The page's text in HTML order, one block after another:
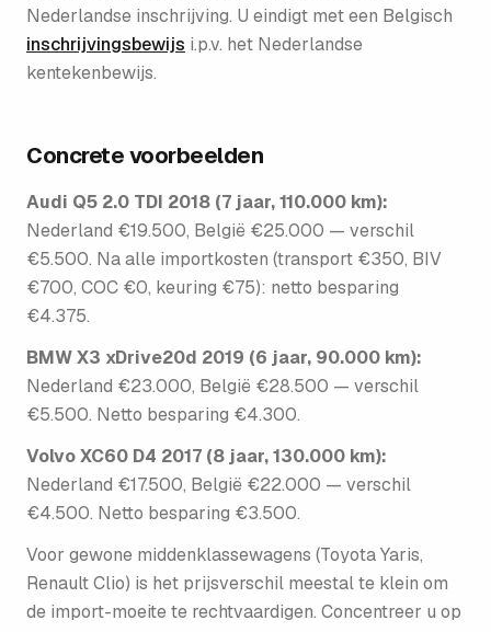
Nederlandse inschrijving. U eindigt met een Belgisch
inschrijvingsbewijs i.p.v. het Nederlandse
kentekenbewijs.
Concrete voorbeelden
Audi Q5 2.0 TDI 2018 (7 jaar, 110.000 km):
Nederland €19.500, België €25.000 — verschil
€5.500. Na alle importkosten (transport €350, BIV
€700, COC €0, keuring €75): netto besparing
€4.375.
BMW X3 xDrive20d 2019 (6 jaar, 90.000 km):
Nederland €23.000, België €28.500 — verschil
€5.500. Netto besparing €4.300.
Volvo XC60 D4 2017 (8 jaar, 130.000 km):
Nederland €17.500, België €22.000 — verschil
€4.500. Netto besparing €3.500.
Voor gewone middenklasse­wagens (Toyota Yaris,
Renault Clio) is het prijsverschil meestal te klein om
de import-moeite te rechtvaardigen. Concentreer u op